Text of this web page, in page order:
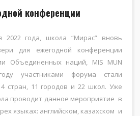
конференции
2022 года, школа “Мирас” вновь
для ежегодной конференции
Объединенных наций, MIS MUN
участниками форума стали
стран, 11 городов и 22 школ. Уже
проводит данное мероприятие в
языках: английском, казахском и